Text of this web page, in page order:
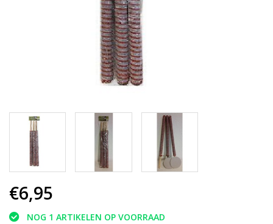
€6,95
NOG 1 ARTIKELEN OP VOORRAAD